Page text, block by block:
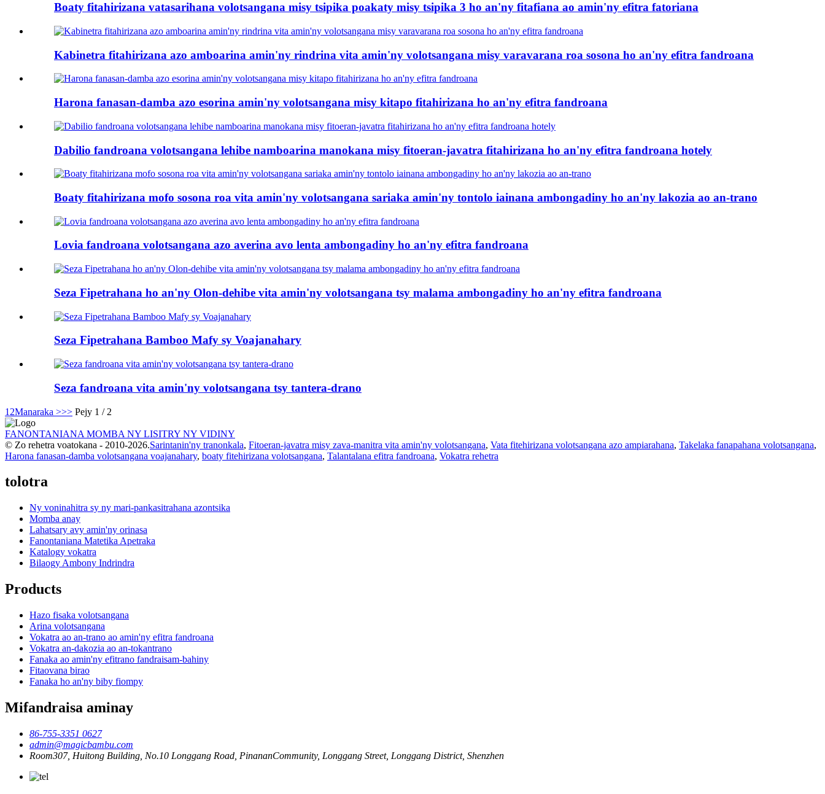
Boaty fitahirizana vatasarihana volotsangana misy tsipika poakaty misy tsipika 3 ho an'ny fitafiana ao amin'ny efitra fatoriana
Kabinetra fitahirizana azo amboarina amin'ny rindrina vita amin'ny volotsangana misy varavarana roa sosona ho an'ny efitra fandroana
Harona fanasan-damba azo esorina amin'ny volotsangana misy kitapo fitahirizana ho an'ny efitra fandroana
Dabilio fandroana volotsangana lehibe namboarina manokana misy fitoeran-javatra fitahirizana ho an'ny efitra fandroana hotely
Boaty fitahirizana mofo sosona roa vita amin'ny volotsangana sariaka amin'ny tontolo iainana ambongadiny ho an'ny lakozia ao an-trano
Lovia fandroana volotsangana azo averina avo lenta ambongadiny ho an'ny efitra fandroana
Seza Fipetrahana ho an'ny Olon-dehibe vita amin'ny volotsangana tsy malama ambongadiny ho an'ny efitra fandroana
Seza Fipetrahana Bamboo Mafy sy Voajanahary
Seza fandroana vita amin'ny volotsangana tsy tantera-drano
1 2Manaraka >>> Pejy 1 / 2
FANONTANIANA MOMBA NY LISITRY NY VIDINY
© Zo rehetra voatokana - 2010-2026.Sarintanin'ny tranonkala, Fitoeran-javatra misy zava-manitra vita amin'ny volotsangana, Vata fitehirizana volotsangana azo ampiarahana, Takelaka fanapahana volotsangana,
Harona fanasan-damba volotsangana voajanahary, boaty fitehirizana volotsangana, Talantalana efitra fandroana, Vokatra rehetra
tolotra
Ny voninahitra sy ny mari-pankasitrahana azontsika
Momba anay
Lahatsary avy amin'ny orinasa
Fanontaniana Matetika Apetraka
Katalogy vokatra
Bilaogy Ambony Indrindra
Products
Hazo fisaka volotsangana
Arina volotsangana
Vokatra ao an-trano ao amin'ny efitra fandroana
Vokatra an-dakozia ao an-tokantrano
Fanaka ao amin'ny efitrano fandraisam-bahiny
Fitaovana birao
Fanaka ho an'ny biby fiompy
Mifandraisa aminay
86-755-3351 0627
admin@magicbambu.com
Room307, Huitong Building, No.10 Longgang Road, PinananCommunity, Longgang Street, Longgang District, Shenzhen